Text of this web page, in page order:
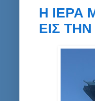
Η ΙΕΡΑ
ΕΙΣ